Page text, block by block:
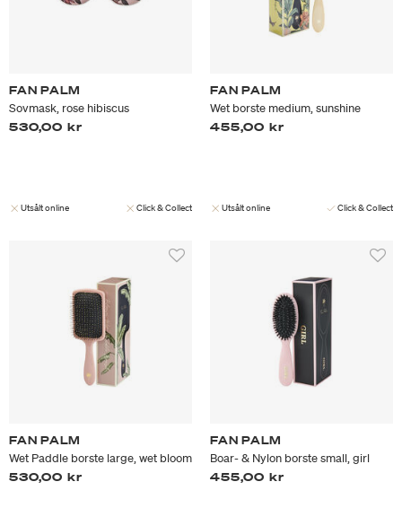
FAN PALM
Sovmask, rose hibiscus
530,00 kr
Utsålt online Click & Collect
FAN PALM
Wet borste medium, sunshine
455,00 kr
Utsålt online Click & Collect
FAN PALM
Wet Paddle borste large, wet bloom
530,00 kr
FAN PALM
Boar- & Nylon borste small, girl
455,00 kr